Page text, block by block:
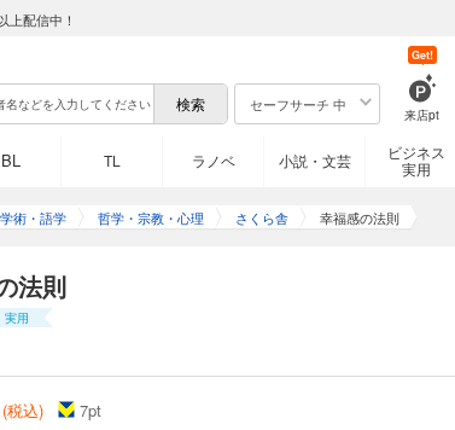
上配信中！
セーフサーチ 中
来店pt
Get!
BL TL ラノベ 小説・文芸
ビジネス
実用
学術・語学 哲学・宗教・心理 さくら舎 幸福感の法則
法則
実用
税込) 7pt